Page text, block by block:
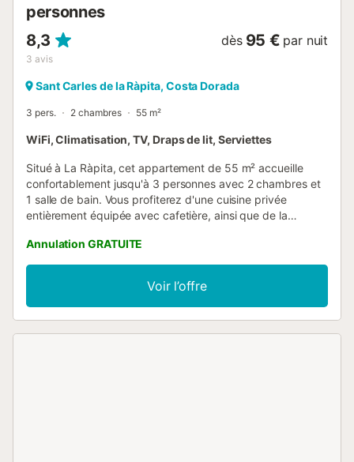
personnes
8,3
3 avis
dès 95 € par nuit
Sant Carles de la Ràpita, Costa Dorada
3 pers. 2 chambres 55 m²
WiFi, Climatisation, TV, Draps de lit, Serviettes
Situé à La Ràpita, cet appartement de 55 m² accueille
confortablement jusqu'à 3 personnes avec 2 chambres et
1 salle de bain. Vous profiterez d'une cuisine privée
entièrement équipée avec cafetière, ainsi que de la
ventilateur et d'un lave-linge. Pour les familles, un lit bébé,
une chaise haute et le self check-in sont à votre disposition
pour plus de confort. L'appartement se trouve à proximité
de la plage, idéal pour profiter des activités côtières et de
moments de détente. Vous pouvez vous garer dans la rue,
Annulation GRATUITE
Voir l’offre